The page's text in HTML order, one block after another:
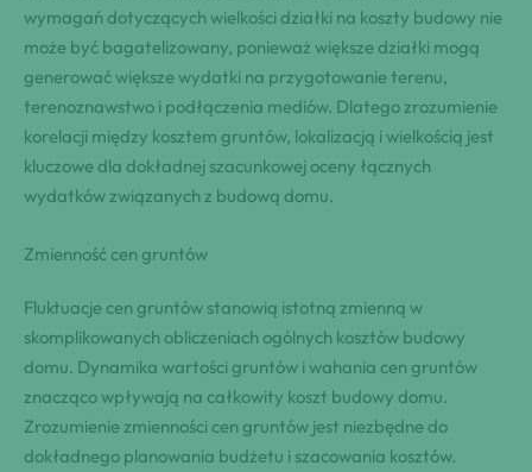
wymagań dotyczących wielkości działki na koszty budowy nie
może być bagatelizowany, ponieważ większe działki mogą
generować większe wydatki na przygotowanie terenu,
terenoznawstwo i podłączenia mediów. Dlatego zrozumienie
korelacji między kosztem gruntów, lokalizacją i wielkością jest
kluczowe dla dokładnej szacunkowej oceny łącznych
wydatków związanych z budową domu.
Zmienność cen gruntów
Fluktuacje cen gruntów stanowią istotną zmienną w
skomplikowanych obliczeniach ogólnych kosztów budowy
domu. Dynamika wartości gruntów i wahania cen gruntów
znacząco wpływają na całkowity koszt budowy domu.
Zrozumienie zmienności cen gruntów jest niezbędne do
dokładnego planowania budżetu i szacowania kosztów.